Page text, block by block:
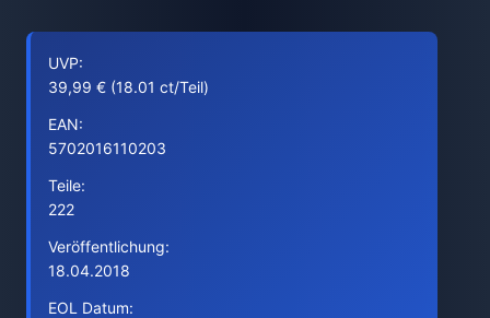
UVP:
39,99 € (18.01 ct/Teil)
EAN:
5702016110203
Teile:
222
Veröffentlichung:
18.04.2018
EOL Datum: